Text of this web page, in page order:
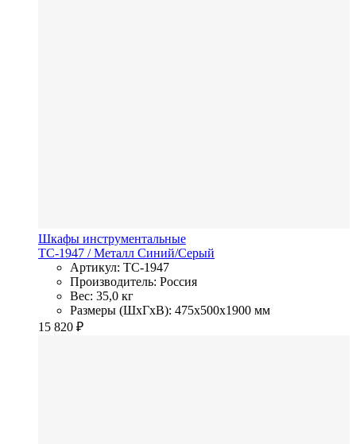
Шкафы инструментальные
TC-1947 / Металл Синий/Серый
Артикул: TC-1947
Производитель: Россия
Вес: 35,0 кг
Размеры (ШхГхВ): 475x500x1900 мм
15 820 ₽